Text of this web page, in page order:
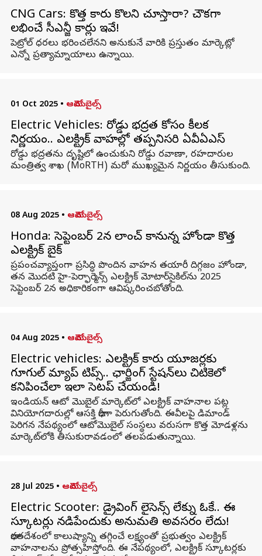
CNG Cars: కొత్త కారు కొనాలని చూస్తారా? చౌకగా
లభించే సీఎన్జీ కార్లు ఇవే!
పెట్రోల్‌ ధరలు భరించలేనని అనుకునే వారికి ప్రస్తుతం మార్కెట్లో
ఎన్నో ప్రత్యామ్నాయాలు ఉన్నాయి.
01 Oct 2025 • ఆటోమొబైల్స్
Electric Vehicles: రోడ్డు భద్రత కోసం కీలక
నిర్ణయం.. ఎలక్ట్రిక్ వాహనాల్లో తప్పనిసరి ఏవీఏఎస్
రోడ్డు భద్రతను దృష్టిలో ఉంచుకుని రోడ్డు రవాణా, రహదారుల
మంత్రిత్వ శాఖ (MoRTH) మరో ముఖ్యమైన నిర్ణయం తీసుకుంది.
08 Aug 2025 • ఆటోమొబైల్స్
Honda: సెప్టెంబర్ 2న లాంచ్ కానున్న హోండా కొత్త
ఎలక్ట్రిక్ బైక్
ప్రపంచవ్యాప్తంగా ప్రసిద్ధి పొందిన వాహన తయారీ దిగ్గజం హోండా,
తన మొదటి హై-పెర్ఫార్మెన్స్ ఎలక్ట్రిక్ మోటార్‌సైకిల్‌ను 2025
సెప్టెంబర్ 2న అధికారికంగా ఆవిష్కరించబోతోంది.
04 Aug 2025 • ఆటోమొబైల్స్
Electric vehicles: ఎలక్ట్రిక్ కారు యూజర్లకు
గూగుల్ మ్యాప్ టిప్స్.. ఛార్జింగ్ స్టేషన్‌లు చిటికెలో
కనిపించేలా ఇలా సెటప్ చేయండి!
ఇండియన్ ఆటో మొబైల్ మార్కెట్‌లో ఎలక్ట్రిక్ వాహనాల పట్ల
వినియోగదారుల్లో ఆసక్తి భారీగా పెరుగుతోంది. ఈవీలపై డిమాండ్
పెరిగన నేపథ్యంలో ఆటోమొబైల్ సంస్థలు వరుసగా కొత్త మోడళ్లను
మార్కెట్‌లోకి తీసుకురావడంలో తలపడుతున్నాయి.
28 Jul 2025 • ఆటోమొబైల్స్
Electric Scooter: డ్రైవింగ్ లైసెన్స్ లేకున్నా ఓకే.. ఈ
స్కూటర్లు నడిపేందుకు అనుమతి అవసరం లేదు!
భారతదేశంలో కాలుష్యాన్ని తగ్గించే లక్ష్యంతో ప్రభుత్వం ఎలక్ట్రిక్
వాహనాలను ప్రోత్సహిస్తోంది. ఈ నేపథ్యంలో, ఎలక్ట్రిక్ స్కూటర్లకు